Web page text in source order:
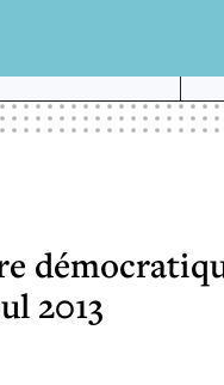
POULOT
2013